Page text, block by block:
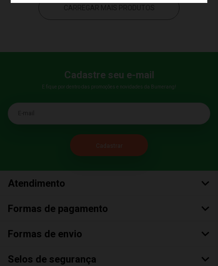
Cadastre seu e-mail
E fique por dentro das promoções e novidades da Bumerang!
E-mail
Atendimento
Formas de pagamento
Formas de envio
Selos de segurança